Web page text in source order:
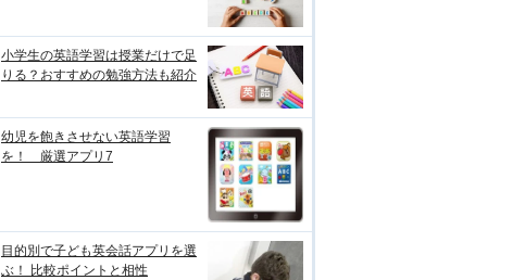
小学生の英語学習は授業だけで足
りる？おすすめの勉強方法も紹介
幼児を飽きさせない英語学習
を！ 厳選アプリ7
目的別で子ども英会話アプリを選
ぶ！ 比較ポイントと相性